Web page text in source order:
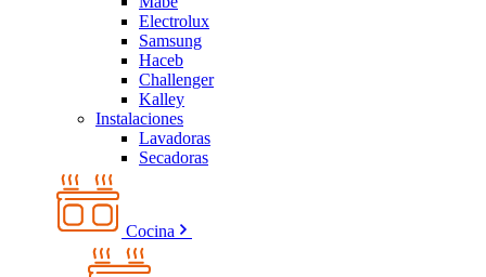
Electrolux
Samsung
Haceb
Challenger
Kalley
Instalaciones
Lavadoras
Secadoras
Cocina